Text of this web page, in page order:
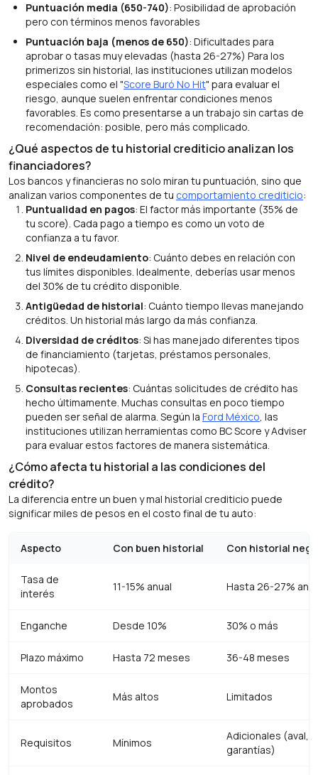
Puntuación media (650-740): Posibilidad de aprobación
pero con términos menos favorables
Puntuación baja (menos de 650): Dificultades para
aprobar o tasas muy elevadas (hasta 26-27%) Para los
primerizos sin historial, las instituciones utilizan modelos
especiales como el "Score Buró No Hit" para evaluar el
riesgo, aunque suelen enfrentar condiciones menos
favorables. Es como presentarse a un trabajo sin cartas de
recomendación: posible, pero más complicado.
¿Qué aspectos de tu historial crediticio analizan los
financiadores?
Los bancos y financieras no solo miran tu puntuación, sino que
analizan varios componentes de tu comportamiento crediticio:
Puntualidad en pagos: El factor más importante (35% de
tu score). Cada pago a tiempo es como un voto de
confianza a tu favor.
Nivel de endeudamiento: Cuánto debes en relación con
tus límites disponibles. Idealmente, deberías usar menos
del 30% de tu crédito disponible.
Antigüedad de historial: Cuánto tiempo llevas manejando
créditos. Un historial más largo da más confianza.
Diversidad de créditos: Si has manejado diferentes tipos
de financiamiento (tarjetas, préstamos personales,
hipotecas).
Consultas recientes: Cuántas solicitudes de crédito has
hecho últimamente. Muchas consultas en poco tiempo
pueden ser señal de alarma. Según la Ford México, las
instituciones utilizan herramientas como BC Score y Adviser
para evaluar estos factores de manera sistemática.
¿Cómo afecta tu historial a las condiciones del
crédito?
La diferencia entre un buen y mal historial crediticio puede
significar miles de pesos en el costo final de tu auto:
Aspecto Con buen historial Con historial
Tasa de
interés
11-15% anual Hasta 26-27%
Enganche Desde 10% 30% o más
Plazo máximo Hasta 72 meses 36-48 meses
Montos
aprobados
Más altos Limitados
Requisitos Mínimos
Adicionales (aval,
garantías)